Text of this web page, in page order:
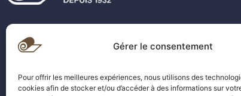
Gérer le consentement
Pour offrir les meilleures expériences, nous utilisons des
cookies afin de stocker et/ou d’accéder à des informations sur